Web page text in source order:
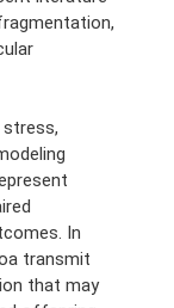
In
transmit
that may